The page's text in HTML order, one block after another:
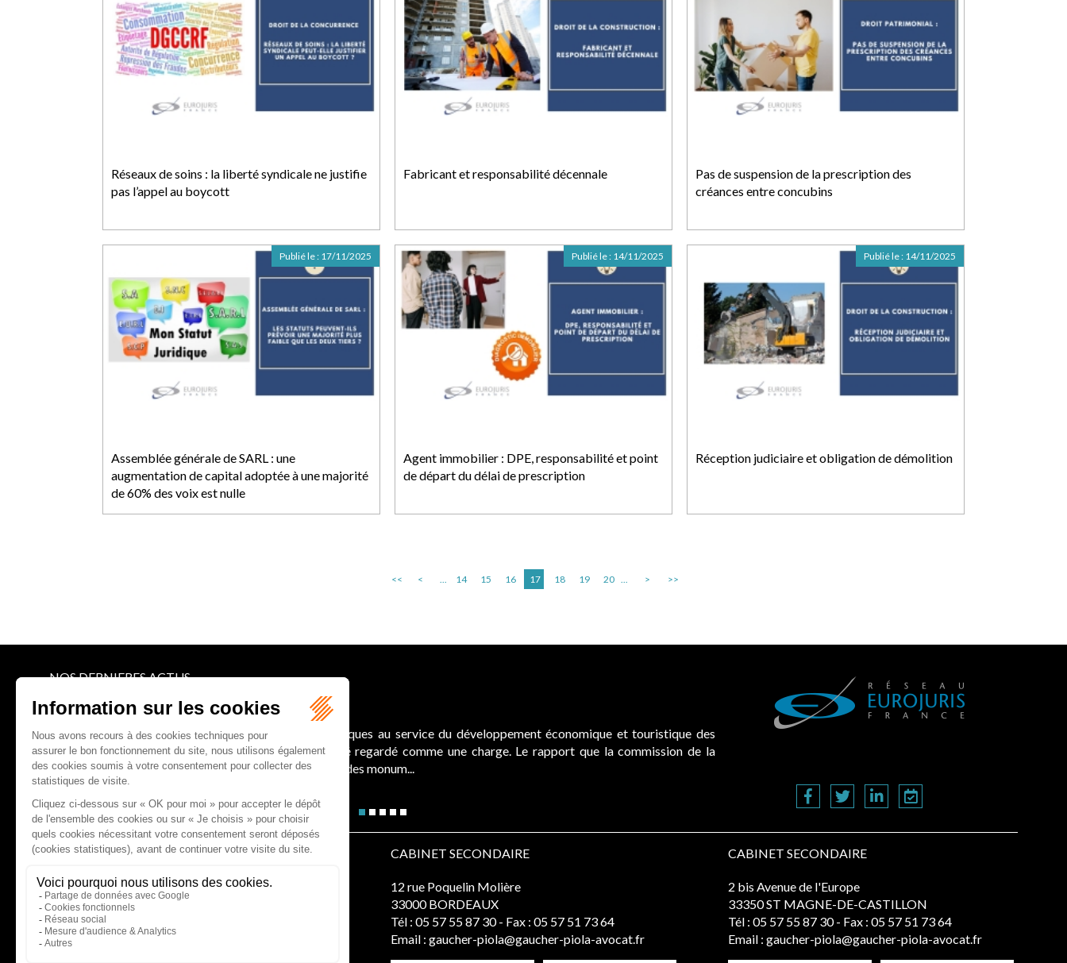
Réseaux de soins : la liberté syndicale ne justifie
pas l’appel au boycott
Fabricant et responsabilité décennale
Pas de suspension de la prescription des
créances entre concubins
Assemblée générale de SARL : une
augmentation de capital adoptée à une majorité
de 60% des voix est nulle
Publié le : 17/11/2025
Agent immobilier : DPE, responsabilité et point
de départ du délai de prescription
Publié le : 14/11/2025
Réception judiciaire et obligation de démolition
Publié le : 14/11/2025
<< < ... 14 15 16 17 18 19 20 ... > >>
NOS DERNIERES ACTUS
Le joug léger des monuments historiques
Pour une gestion patrimoniale des monuments historiques au service du développement économique et touristique des
collectivités Le monument historique a longtemps été regardé comme une charge. Le rapport que la commission de la
culture du Sénat a consacré, en juillet 2026, à la gestion des monum...
CABINET D'AVOCATS GAUCHER-PIOLA
20 avenue Galliéni - 33500 LIBOURNE
Tél :05 57 55 87 30 - Fax : 05 57 51 73 64
Email :gaucher-piola@gaucher-piola-avocat.fr
CABINET SECONDAIRE
12 rue Poquelin Molière
33000 BORDEAUX
Tél : 05 57 55 87 30 - Fax : 05 57 51 73 64
Email : gaucher-piola@gaucher-piola-avocat.fr
CABINET SECONDAIRE
2 bis Avenue de l'Europe
33350 ST MAGNE-DE-CASTILLON
Tél : 05 57 55 87 30 - Fax : 05 57 51 73 64
Email : gaucher-piola@gaucher-piola-avocat.fr